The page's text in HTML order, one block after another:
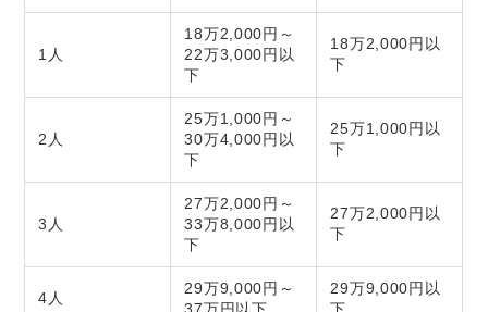
1人
18万2,000円～
22万3,000円以
下
18万2,000円以
下
2人
25万1,000円～
30万4,000円以
下
25万1,000円以
下
3人
27万2,000円～
33万8,000円以
下
27万2,000円以
下
4人
29万9,000円～
37万円以下
29万9,000円以
下